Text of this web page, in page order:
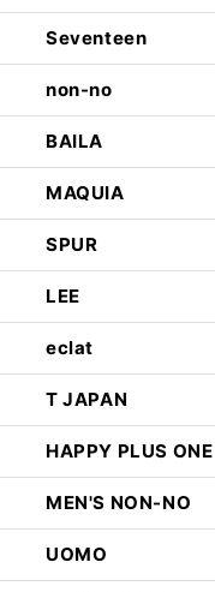
Seventeen
non-no
BAILA
MAQUIA
SPUR
LEE
eclat
T JAPAN
HAPPY PLUS ONE
MEN'S NON-NO
UOMO